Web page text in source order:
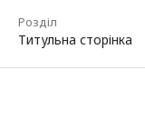
Розділ
Титульна сторінка